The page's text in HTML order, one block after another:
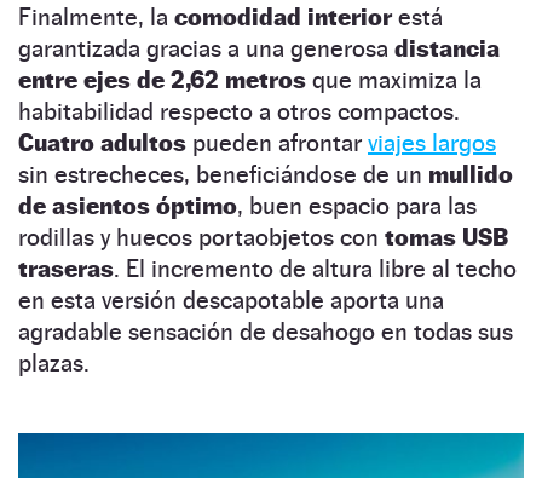
Finalmente, la comodidad interiorestá
garantizada gracias a una generosa distancia
entre ejes de 2,62 metros que maximiza la
habitabilidad respecto a otros compactos.
Cuatro adultos pueden afrontar viajes largos
sin estrecheces, beneficiándose de un mullido
de asientos óptimo, buen espacio para las
rodillas y huecos portaobjetos con tomas USB
traseras. El incremento de altura libre al techo
en esta versión descapotable aporta una
agradable sensación de desahogo en todas sus
plazas.